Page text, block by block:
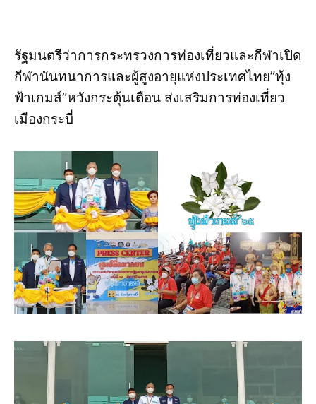
รัฐมนตรีว่าการกระทรวงการท่องเที่ยวและกีฬาเปิด
กีฬานันทนาการและผู้สูงอายุแห่งประเทศไทย”ทุ้ง
ฟ้าเกมส์”หวังกระตุ้นเตือน ส่งเสริมการท่องเที่ยว
เมืองกระบี่